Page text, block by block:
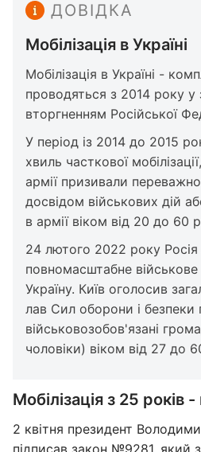
ДОВІДКА
Мобілізація в Україні
Мобілізація в Україні -
проводяться з 2014 року у
вторгненням Російської
У період із 2014 до 2015
хвиль часткової
армії призивали
досвідом військових дій
в армії віком від 20 до 60
24 лютого 2022 року Росія
повномасштабне
Україну. Київ оголосив
лав Сил оборони і безпеки
військовозобов'язані
чоловіки) віком від 27 до
Мобілізація з 25 років
2 квітня президент
підписав закон №9281, який